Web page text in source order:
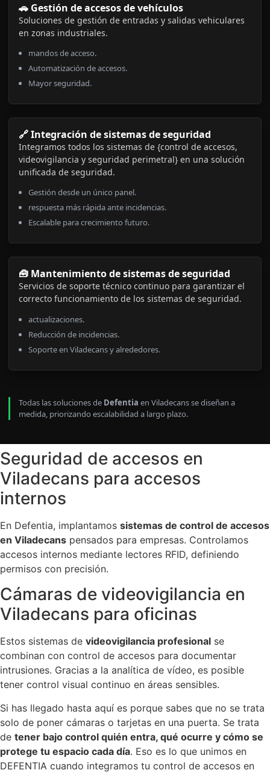
🚗 Gestión de accesos de vehículos
Soluciones de gestión de entradas y salidas vehiculares
en zonas industriales.
mandos de acceso.
Automatización de accesos.
Mayor seguridad.
🔗 Integración de sistemas de seguridad
Integramos todos los sistemas de {control de accesos,
videovigilancia y seguridad perimetral} en una solución
unificada de seguridad.
Gestión desde un único panel.
respuesta más rápida ante incidencias.
Escalable para crecimiento futuro.
🧰 Mantenimiento de sistemas de seguridad
Servicios de soporte técnico continuo para garantizar el
correcto funcionamiento de los sistemas de seguridad.
actualizaciones.
Reducción de incidencias.
Soporte en Viladecans y alrededores.
Todas las soluciones de Defentia en Viladecans se diseñan a
medida, priorizando escalabilidad a largo plazo.
Seguridad de accesos en
Viladecans para accesos
internos
En Defentia, implantamos sistemas de control de accesos
en Viladecans pensados para empresas. Controlamos
accesos internos mediante lectores RFID, definiendo
permisos con precisión.
Cámaras de videovigilancia en
Viladecans para oficinas
Estos sistemas de videovigilancia profesional se
combinan con control de accesos para documentar
intrusiones. Gracias a la analítica de vídeo, es posible
tener control visual continuo en áreas sensibles.
Si has llegado hasta aquí es porque sabes que no se trata
solo de poner cámaras o tarjetas en una puerta. Se trata
de tener bajo control quién entra, qué ocurre y cómo se
protege tu espacio cada día. Eso es lo que unimos en
DEFENTIA cuando integramos tu control de accesos en